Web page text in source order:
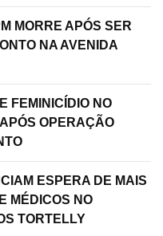
MORRE APÓS SER
NA AVENIDA
FEMINICÍDIO NO
OPERAÇÃO
ESPERA DE MAIS
MÉDICOS NO
TORTELLY